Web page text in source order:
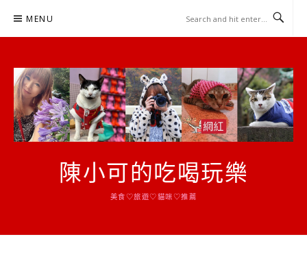
MENU
陳小可的吃喝玩樂
美食♡旅遊♡貓咪♡推薦